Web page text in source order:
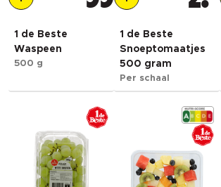
1 de Beste
Waspeen
500 g
1 de Beste
Snoeptomaatjes
500 gram
Per schaal